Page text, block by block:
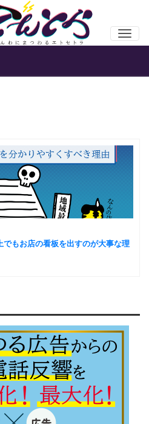
でもお店の看板を出すのが大事な理